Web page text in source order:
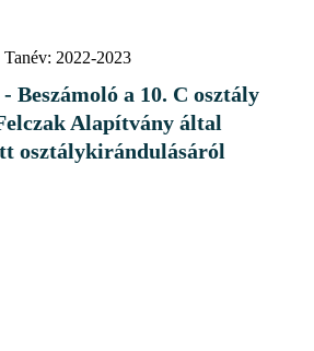
Tanév: 2022-2023
Beszámoló a 10. C osztály
Alapítvány által
osztálykirándulásáról